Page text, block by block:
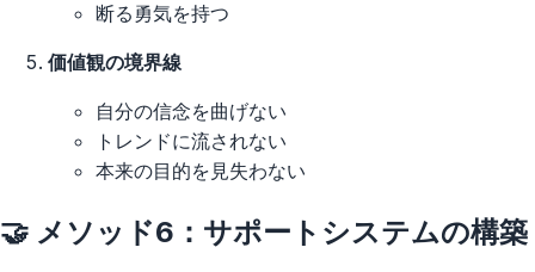
断る勇気を持つ
価値観の境界線
自分の信念を曲げない
トレンドに流されない
本来の目的を見失わない
🤝 メソッド6：サポートシステムの構築